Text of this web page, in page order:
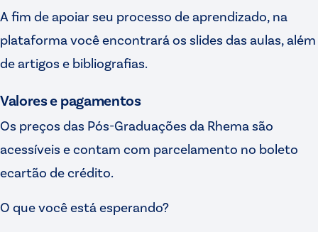
A fim de apoiar seu processo de aprendizado, na
plataforma você encontrará os slides das aulas, além
de artigos e bibliografias.
Valores e pagamentos
Os preços das Pós-Graduações da Rhema são
acessíveis e contam com parcelamento no boleto
ecartão de crédito.
O que você está esperando?